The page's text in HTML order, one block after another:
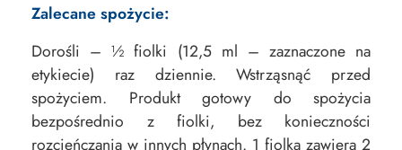
Zalecane spożycie:
Dorośli – ½ fiolki (12,5 ml – zaznaczone na
etykiecie) raz dziennie. Wstrząsnąć przed
spożyciem. Produkt gotowy do spożycia
bezpośrednio z fiolki, bez konieczności
rozcieńczania w innych płynach. 1 fiolka zawiera 2